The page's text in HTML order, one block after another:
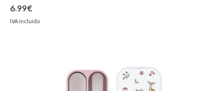
6.99€
IVA incluído